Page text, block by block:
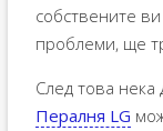
собствените
проблеми, ще
След това нека
Пералня LG